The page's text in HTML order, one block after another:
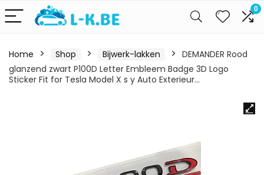
0
Home Shop Bijwerk-lakken
DEMANDER Rood
glanzend zwart P100D Letter Embleem Badge 3D Logo
Sticker Fit for Tesla Model X s y Auto Exterieur…